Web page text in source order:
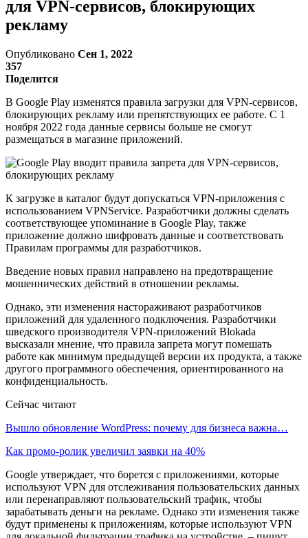
для VPN-сервисов, блокирующих
рекламу
Опубликовано Сен 1, 2022
357
Поделится
В Google Play изменятся правила загрузки для VPN-сервисов,
блокирующих рекламу или препятствующих ее работе. С 1
ноября 2022 года данные сервисы больше не смогут
размещаться в магазине приложений.
К загрузке в каталог будут допускаться VPN-приложения с
использованием VPNService. Разработчики должны сделать
соответствующее упоминание в Google Play, также
приложение должно шифровать данные и соответствовать
Правилам программы для разработчиков.
Введение новых правил направлено на предотвращение
мошеннических действий в отношении рекламы.
Однако, эти изменения настораживают разработчиков
приложений для удаленного подключения. Разработчики
шведского производителя VPN-приложений Blokada
высказали мнение, что правила запрета могут помешать
работе как минимум предыдущей версии их продукта, а также
другого программного обеспечения, ориентированного на
конфиденциальность.
Сейчас читают
Вышло обновление WordPress: почему для бизнеса важна…
Как промо-ролик увеличил заявки на 40%
Google утверждает, что борется с приложениями, которые
используют VPN для отслеживания пользовательских данных
или перенаправляют пользовательский трафик, чтобы
зарабатывать деньги на рекламе. Однако эти изменения также
будут применены к приложениям, которые используют VPN